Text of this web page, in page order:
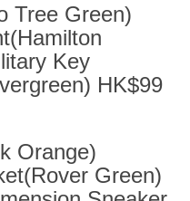
Tree Green)
Key
HK$99
Orange)
Green)